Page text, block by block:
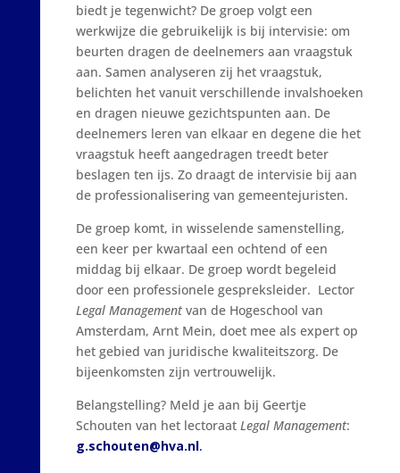
biedt je tegenwicht? De groep volgt een
werkwijze die gebruikelijk is bij intervisie: om
beurten dragen de deelnemers aan vraagstuk
aan. Samen analyseren zij het vraagstuk,
belichten het vanuit verschillende invalshoeken
en dragen nieuwe gezichtspunten aan. De
deelnemers leren van elkaar en degene die het
vraagstuk heeft aangedragen treedt beter
beslagen ten ijs. Zo draagt de intervisie bij aan
de professionalisering van gemeentejuristen.
De groep komt, in wisselende samenstelling,
een keer per kwartaal een ochtend of een
middag bij elkaar. De groep wordt begeleid
door een professionele gespreksleider. Lector
Legal Managementvan de Hogeschool van
Amsterdam, Arnt Mein, doet mee als expert op
het gebied van juridische kwaliteitszorg. De
bijeenkomsten zijn vertrouwelijk.
Belangstelling? Meld je aan bij Geertje
Schouten van het lectoraatLegal Management:
g.schouten@hva.nl.